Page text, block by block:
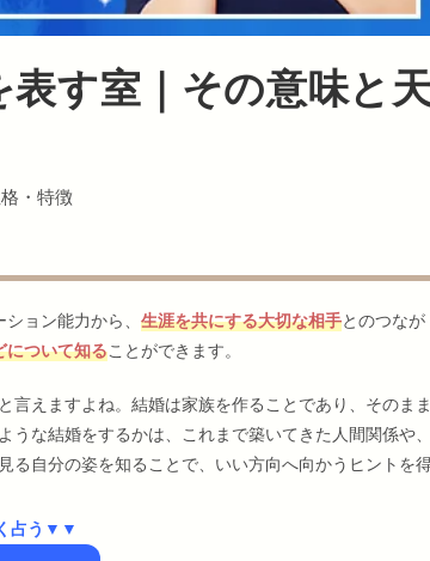
す室｜その意味と
・特徴
ョン能力から、 生涯を共にする大切な相手とのつなが
について知ることができます。
えますよね。結婚は家族を作ることであり、そのまま
な結婚をするかは、これまで築いてきた人間関係や、
る自分の姿を知ることで、いい方向へ向かうヒントを
占う▼▼